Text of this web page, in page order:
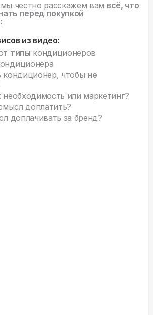
честно расскажем вам всё, что
перед покупкой
из видео:
типы кондиционеров
кондиционер, чтобы не
необходимость или маркетинг?
доплатить?
доплачивать за бренд?